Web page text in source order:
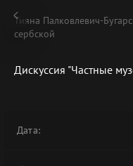
В АРХИВЕ
Тияна Палковлевич-
сербской
Дискуссия "Частные
Дата: